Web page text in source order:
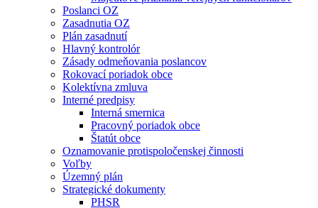
Poslanci OZ
Zasadnutia OZ
Plán zasadnutí
Hlavný kontrolór
Zásady odmeňovania poslancov
Rokovací poriadok obce
Kolektívna zmluva
Interné predpisy
Interná smernica
Pracovný poriadok obce
Štatút obce
Oznamovanie protispoločenskej činnosti
Voľby
Územný plán
Strategické dokumenty
PHSR